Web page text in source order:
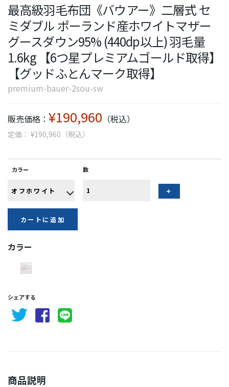
最高級羽毛布団《バウアー》二層式 セ
ミダブル ポーランド産ホワイトマザー
グースダウン95% (440dp以上) 羽毛量
1.6kg 【6つ星プレミアムゴールド取得】
【グッドふとんマーク取得】
premium-bauer-2sou-sw
販売価格： ¥190,960 （税込）
定価： ¥190,960（税込）
カラー 数
カートに追加
カラー
シェアする
商品説明